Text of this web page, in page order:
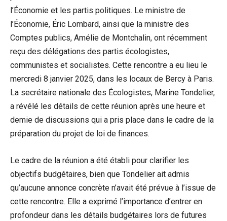
l’Économie et les partis politiques. Le ministre de
l’Économie, Éric Lombard, ainsi que la ministre des
Comptes publics, Amélie de Montchalin, ont récemment
reçu des délégations des partis écologistes,
communistes et socialistes. Cette rencontre a eu lieu le
mercredi 8 janvier 2025, dans les locaux de Bercy à Paris.
La secrétaire nationale des Écologistes, Marine Tondelier,
a révélé les détails de cette réunion après une heure et
demie de discussions qui a pris place dans le cadre de la
préparation du projet de loi de finances.
Le cadre de la réunion a été établi pour clarifier les
objectifs budgétaires, bien que Tondelier ait admis
qu’aucune annonce concrète n’avait été prévue à l’issue de
cette rencontre. Elle a exprimé l’importance d’entrer en
profondeur dans les détails budgétaires lors de futures